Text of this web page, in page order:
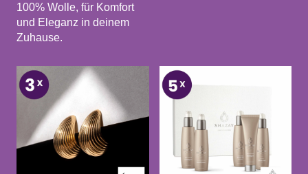
100% Wolle, für Komfort
und Eleganz in deinem
Zuhause.